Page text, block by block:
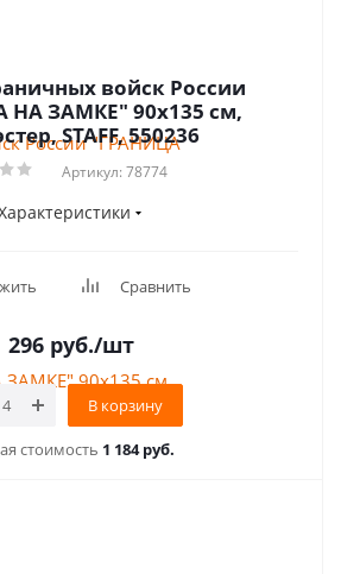
войск России
НА ЗАМКЕ" 90х135 см,
STAFF, 550236
Артикул: 78774
Сравнить
296руб./шт
В корзину
стоимость 1 184 руб.